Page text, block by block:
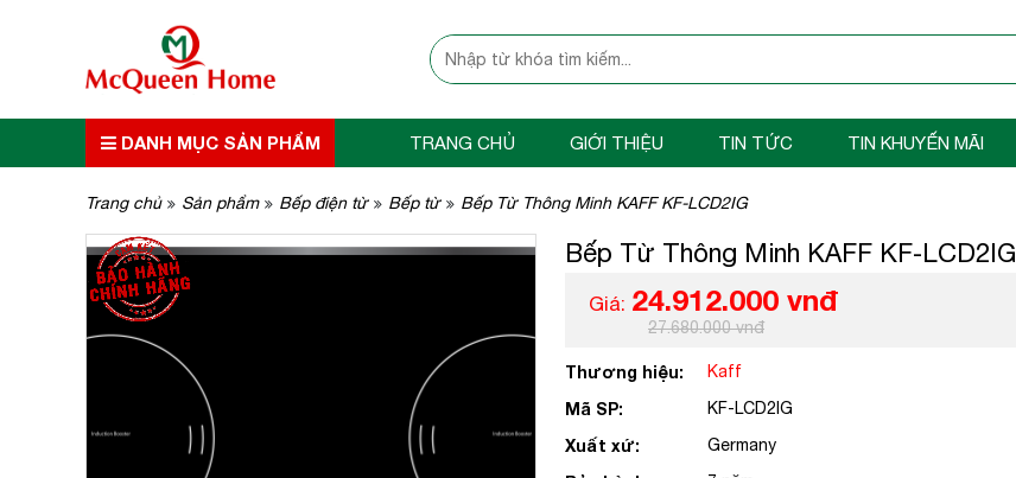
DANH MỤC SẢN PHẨM TRANG CHỦ GIỚI THIỆU TIN TỨC TIN KHUYẾN MÃI
Trang chủ Sản phẩm Bếp điện từ Bếp từ Bếp Từ Thông Minh KAFF KF-LCD2IG
Bếp Từ Thông Minh KAFF KF-LCD2IG
Giá: 24.912.000 vnđ
27.680.000 vnđ
Thương hiệu: Kaff
Mã SP: KF-LCD2IG
Xuất xứ: Germany